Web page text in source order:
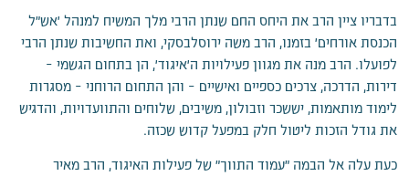
בדבריו ציין הרב את היחס החם שנתן הרבי מלך המשיח למנהל 'אש"ל
הכנסת אורחים' בזמנו, הרב משה ירוסלבסקי, ואת החשיבות שנתן הרבי
לפועלו. הרב מנה את מגוון פעילויות ה'איגוד', הן בתחום הגשמי –
דירות, הדרכה, צרכים כספיים ואישיים – והן התחום הרוחני – מסגרות
לימוד מותאמות, יששכר וזבולון, משיבים, שלוחים והתוועדויות, והדגיש
את גודל הזכות ליטול חלק במפעל קדוש שכזה.
כעת עלה אל הבמה "עמוד התווך" של פעילות האיגוד, הרב מאיר